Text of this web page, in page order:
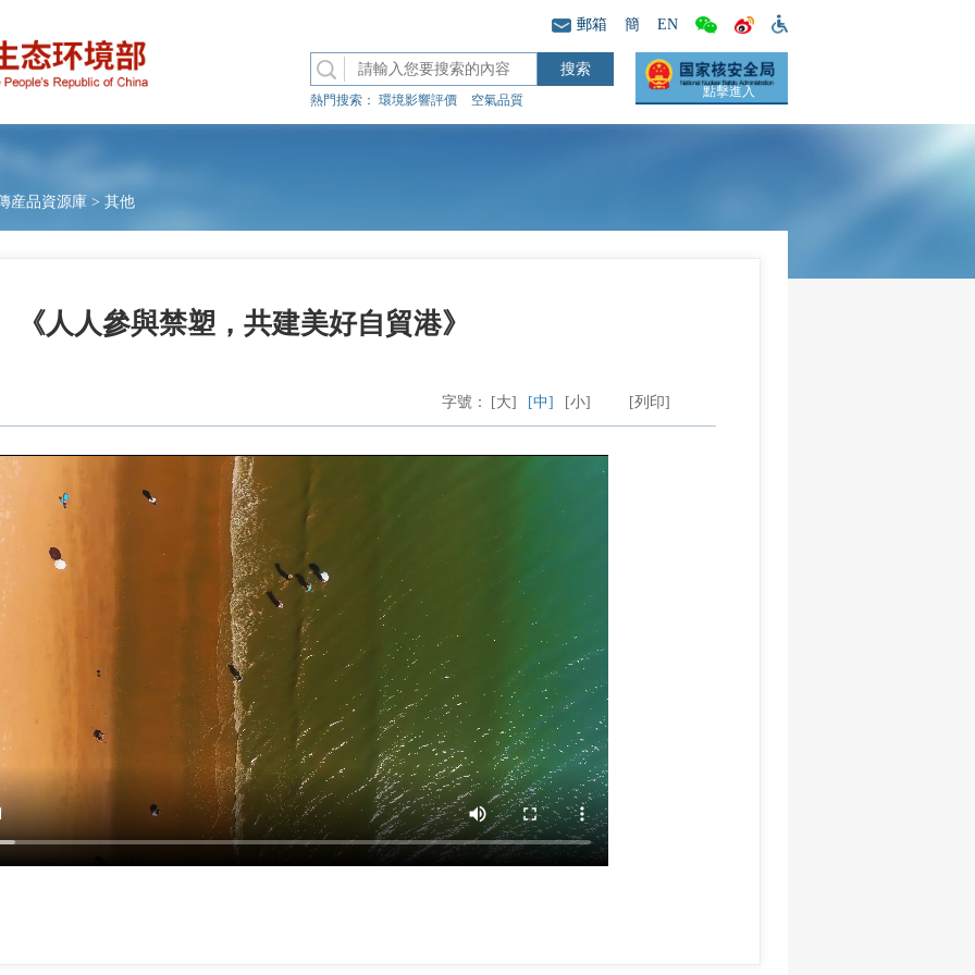
郵箱 簡 EN
熱門搜索： 環境影響評價 空氣品質
點擊進入
産品資源庫 > 其他
《人人參與禁塑，共建美好自貿港》
[列印]
字號： [大] [中] [小]